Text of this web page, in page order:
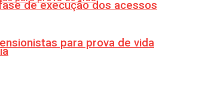
para prova de vida
de execução dos acessos